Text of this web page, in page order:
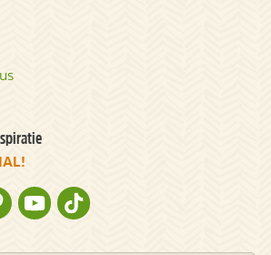
OP FACEBOOKOP INSTAGRAM
OP PINTEREST
NATURESCANNER OP YOUTUBE
NATURESCANNER OP TIKTOK